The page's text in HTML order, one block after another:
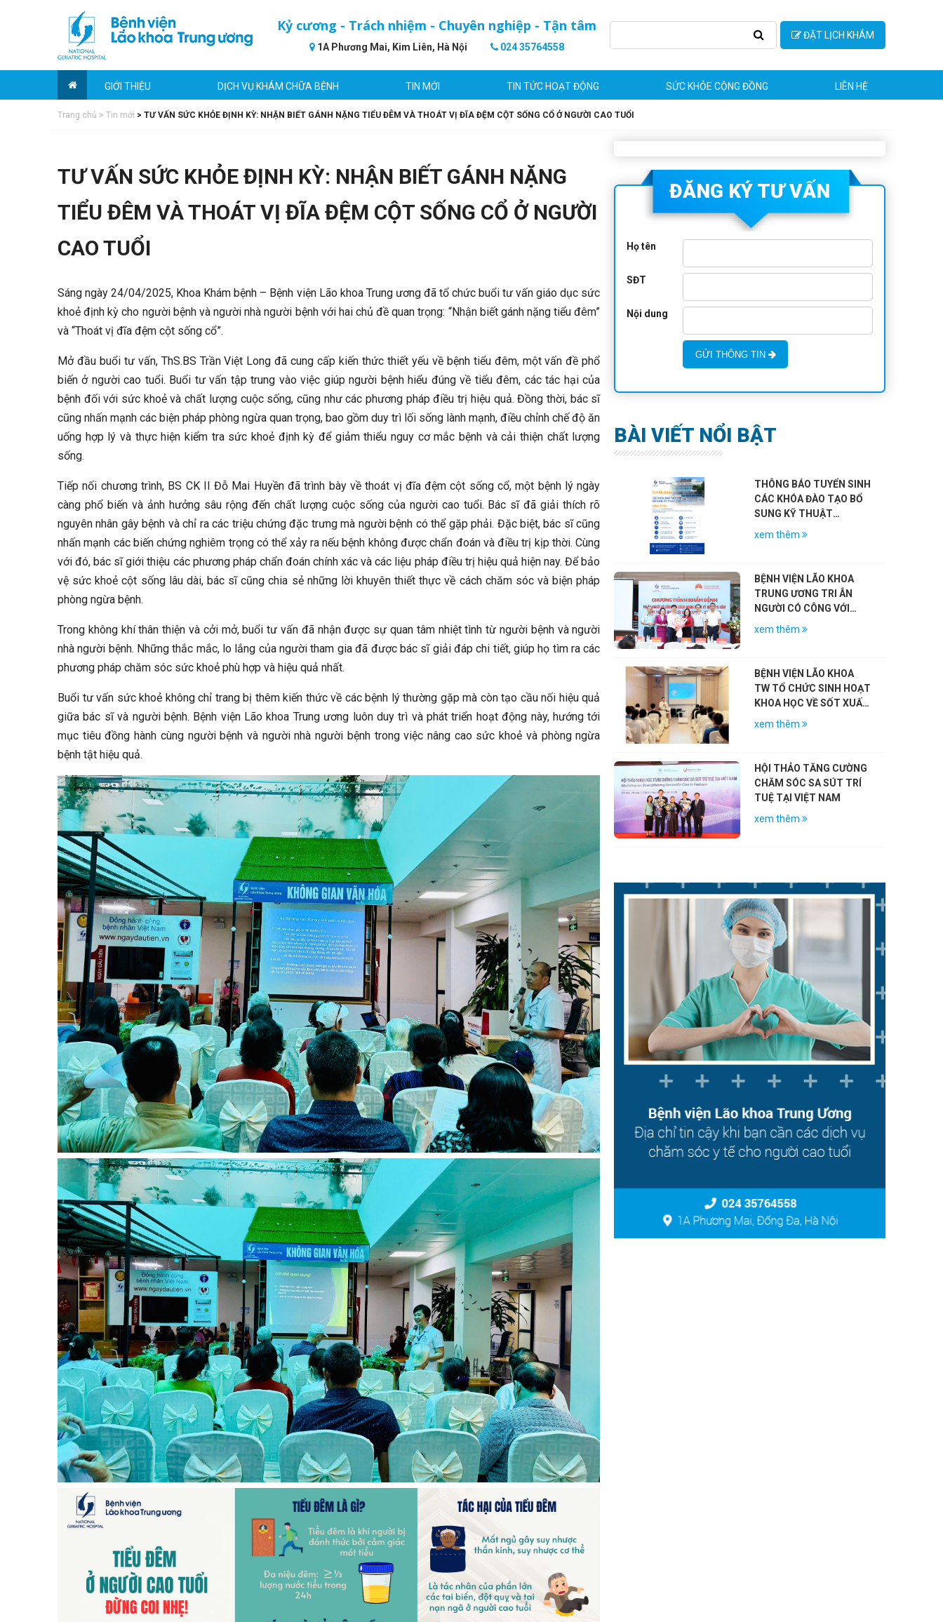
Kỷ cương - Trách nhiệm - Chuyên nghiệp - Tận tâm
1A Phương Mai, Kim Liên, Hà Nội 024 35764558
ĐẶT LỊCH KHÁM
GIỚI THIỆU DỊCH VỤ KHÁM CHỮA BỆNH TIN MỚI TIN TỨC HOẠT ĐỘNG SỨC KHỎE CỘNG ĐỒNG LIÊN HỆ
Trang chủ > Tin mới > TƯ VẤN SỨC KHỎE ĐỊNH KỲ: NHẬN BIẾT GÁNH NẶNG TIỂU ĐÊM VÀ THOÁT VỊ ĐĨA ĐỆM CỘT SỐNG CỔ Ở NGƯỜI CAO TUỔI
TƯ VẤN SỨC KHỎE ĐỊNH KỲ: NHẬN BIẾT GÁNH NẶNG
TIỂU ĐÊM VÀ THOÁT VỊ ĐĨA ĐỆM CỘT SỐNG CỔ Ở NGƯỜI
CAO TUỔI
Sáng ngày 24/04/2025, Khoa Khám bệnh – Bệnh viện Lão khoa Trung ương đã tổ chức buổi tư vấn giáo dục sức
khoẻ định kỳ cho người bệnh và người nhà người bệnh với hai chủ đề quan trọng: “Nhận biết gánh nặng tiểu đêm”
và “Thoát vị đĩa đệm cột sống cổ”.
Mở đầu buổi tư vấn, ThS.BS Trần Việt Long đã cung cấp kiến thức thiết yếu về bệnh tiểu đêm, một vấn đề phổ
biến ở người cao tuổi. Buổi tư vấn tập trung vào việc giúp người bệnh hiểu đúng về tiểu đêm, các tác hại của
bệnh đối với sức khoẻ và chất lượng cuộc sống, cũng như các phương pháp điều trị hiệu quả. Đồng thời, bác sĩ
cũng nhấn mạnh các biện pháp phòng ngừa quan trọng, bao gồm duy trì lối sống lành mạnh, điều chỉnh chế độ ăn
uống hợp lý và thực hiện kiểm tra sức khoẻ định kỳ để giảm thiểu nguy cơ mắc bệnh và cải thiện chất lượng
sống.
Tiếp nối chương trình, BS CK II Đỗ Mai Huyền đã trình bày về thoát vị đĩa đệm cột sống cổ, một bệnh lý ngày
càng phổ biến và ảnh hưởng sâu rộng đến chất lượng cuộc sống của người cao tuổi. Bác sĩ đã giải thích rõ
nguyên nhân gây bệnh và chỉ ra các triệu chứng đặc trưng mà người bệnh có thể gặp phải. Đặc biệt, bác sĩ cũng
nhấn mạnh các biến chứng nghiêm trọng có thể xảy ra nếu bệnh không được chẩn đoán và điều trị kịp thời. Cùng
với đó, bác sĩ giới thiệu các phương pháp chẩn đoán chính xác và các liệu pháp điều trị hiệu quả hiện nay. Để bảo
vệ sức khoẻ cột sống lâu dài, bác sĩ cũng chia sẻ những lời khuyên thiết thực về cách chăm sóc và biện pháp
phòng ngừa bệnh.
Trong không khí thân thiện và cởi mở, buổi tư vấn đã nhận được sự quan tâm nhiệt tình từ người bệnh và người
nhà người bệnh. Những thắc mắc, lo lắng của người tham gia đã được bác sĩ giải đáp chi tiết, giúp họ tìm ra các
phương pháp chăm sóc sức khoẻ phù hợp và hiệu quả nhất.
Buổi tư vấn sức khoẻ không chỉ trang bị thêm kiến thức về các bệnh lý thường gặp mà còn tạo cầu nối hiệu quả
giữa bác sĩ và người bệnh. Bệnh viện Lão khoa Trung ương luôn duy trì và phát triển hoạt động này, hướng tới
mục tiêu đồng hành cùng người bệnh và người nhà người bệnh trong việc nâng cao sức khoẻ và phòng ngừa
bệnh tật hiệu quả.
ĐĂNG KÝ TƯ VẤN
Họ tên
SĐT
Nội dung
GỬI THÔNG TIN
BÀI VIẾT NỔI BẬT
THÔNG BÁO TUYỂN SINH
CÁC KHÓA ĐÀO TẠO BỔ
SUNG KỸ THUẬT
CHUYÊN MÔN KHÁM
xem thêm
BỆNH VIỆN LÃO KHOA
TRUNG ƯƠNG TRI ÂN
NGƯỜI CÓ CÔNG VỚI
CÁCH MẠNG NHÂN KỶ
(27/7/1947 – 27/7/2026)
xem thêm
BỆNH VIỆN LÃO KHOA
TW TỔ CHỨC SINH HOẠT
KHOA HỌC VỀ SỐT XUẤT
HUYẾT DENGUE VÀ VAI
xem thêm
HỘI THẢO TĂNG CƯỜNG
CHĂM SÓC SA SÚT TRÍ
TUỆ TẠI VIỆT NAM
xem thêm